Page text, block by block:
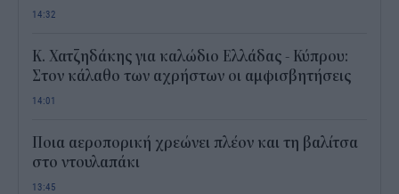
14:32
Κ. Χατζηδάκης για καλώδιο Ελλάδας - Κύπρου:
Στον κάλαθο των αχρήστων οι αμφισβητήσεις
14:01
Ποια αεροπορική χρεώνει πλέον και τη βαλίτσα
στο ντουλαπάκι
13:45